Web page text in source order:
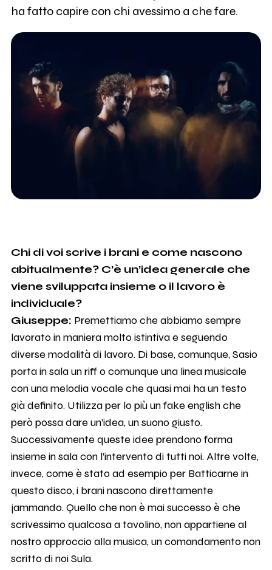
ha fatto capire con chi avessimo a che fare.
Chi di voi scrive i brani e come nascono
abitualmente? C’è un’idea generale che
viene sviluppata insieme o il lavoro è
individuale?
Giuseppe: Premettiamo che abbiamo sempre
lavorato in maniera molto istintiva e seguendo
diverse modalità di lavoro. Di base, comunque, Sasio
porta in sala un riff o comunque una linea musicale
con una melodia vocale che quasi mai ha un testo
già definito. Utilizza per lo più un fake english che
però possa dare un’idea, un suono giusto.
Successivamente queste idee prendono forma
insieme in sala con l’intervento di tutti noi. Altre volte,
invece, come è stato ad esempio per Batticarne in
questo disco, i brani nascono direttamente
jammando. Quello che non è mai successo è che
scrivessimo qualcosa a tavolino, non appartiene al
nostro approccio alla musica, un comandamento non
scritto di noi Sula.